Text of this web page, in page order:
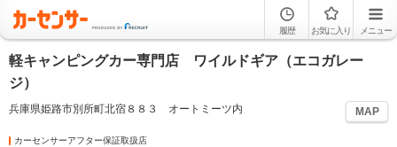
履歴 お気に入り メニュー
軽キャンピングカー専門店 ワイルドギア（エコガレー
ジ）
兵庫県姫路市別所町北宿８８３ オートミーツ内 MAP
カーセンサーアフター保証取扱店